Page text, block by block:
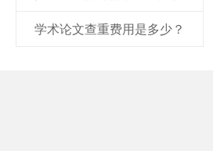
学术论文查重费用是多少？